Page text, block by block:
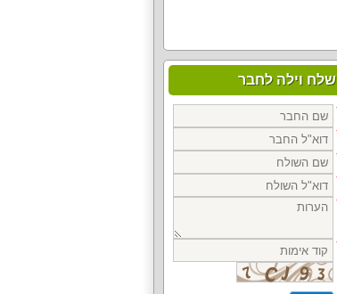
שלח וילה לחבר